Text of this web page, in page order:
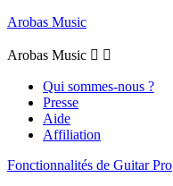
Arobas Music
Arobas Music  
Qui sommes-nous ?
Presse
Aide
Affiliation
Fonctionnalités de Guitar Pro